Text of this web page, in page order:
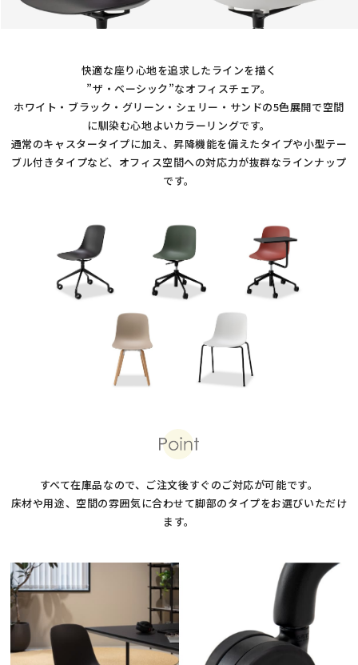
快適な座り心地を追求したラインを描く
”ザ・ベーシック”なオフィスチェア。
ホワイト・ブラック・グリーン・シェリー・サンドの5色展開で空間
に馴染む心地よいカラーリングです。
通常のキャスタータイプに加え、昇降機能を備えたタイプや小型テー
ブル付きタイプなど、オフィス空間への対応力が抜群なラインナップ
です。
すべて在庫品なので、ご注文後すぐのご対応が可能です。
床材や用途、空間の雰囲気に合わせて脚部のタイプをお選びいただけ
ます。